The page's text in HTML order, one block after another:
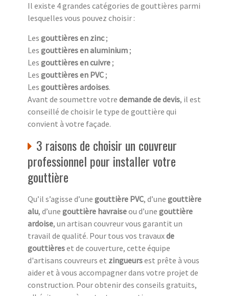
Il existe 4 grandes catégories de gouttières parmi
lesquelles vous pouvez choisir :
Les gouttières en zinc;
Les gouttières en aluminium;
Les gouttières en cuivre;
Les gouttières en PVC;
Les gouttières ardoises.
Avant de soumettre votre demande de devis, il est
conseillé de choisir le type de gouttière qui
convient à votre façade.
3 raisons de choisir un couvreur
professionnel pour installer votre
gouttière
Qu’il s’agisse d’une gouttière PVC, d’une gouttière
alu, d’une gouttière havraiseou d’une gouttière
ardoise, un artisan couvreur vous garantit un
travail de qualité. Pour tous vos travauxde
gouttièreset de couverture, cette équipe
d'artisans couvreurs et zingueursest prête à vous
aider et à vous accompagner dans votre projet de
construction. Pour obtenir des conseils gratuits,